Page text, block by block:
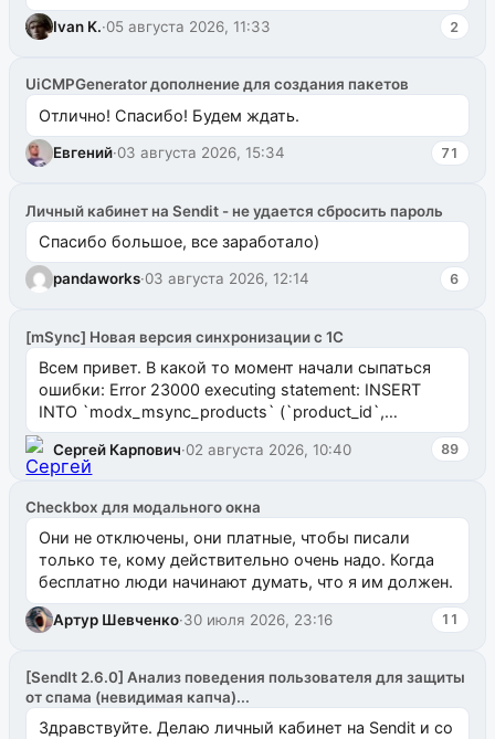
ms2galleryphp
Ivan K.·05 августа 2026, 11:33 2
UiCMPGenerator дополнение для создания пакетов
Отлично! Спасибо! Будем ждать.
Евгений·03 августа 2026, 15:34 71
Личный кабинет на Sendit - не удается сбросить пароль
Спасибо большое, все заработало)
pandaworks·03 августа 2026, 12:14 6
[mSync] Новая версия синхронизации с 1С
Всем привет. В какой то момент начали сыпаться
ошибки: Error 23000 executing statement: INSERT
INTO `modx_msync_products` (`product_id`,
`uuid_1c`) VALUES ...
Сергей Карпович·02 августа 2026, 10:40 89
Checkbox для модального окна
Они не отключены, они платные, чтобы писали
только те, кому действительно очень надо. Когда
бесплатно люди начинают думать, что я им должен.
Артур Шевченко·30 июля 2026, 23:16 11
[SendIt 2.6.0] Анализ поведения пользователя для защиты
от спама (невидимая капча)...
Здравствуйте. Делаю личный кабинет на Sendit и со